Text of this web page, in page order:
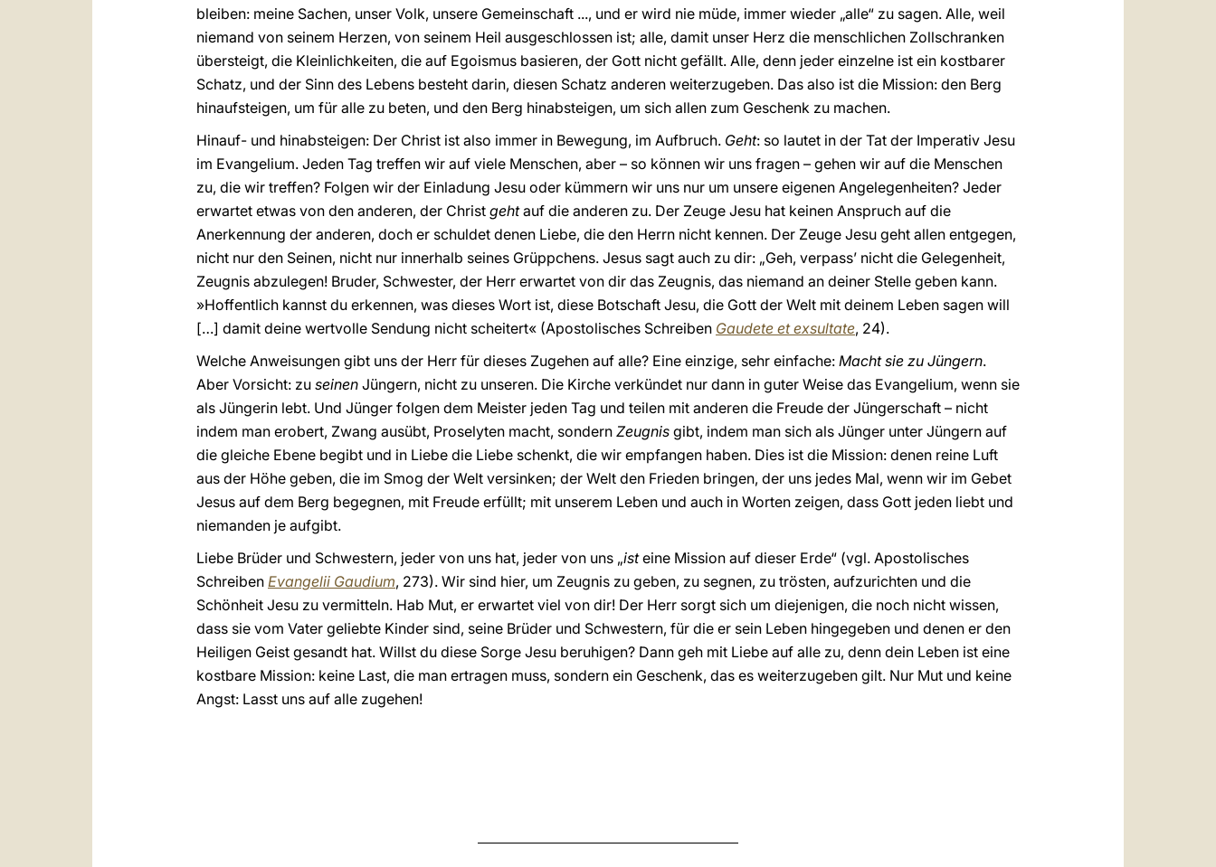
bleiben: meine Sachen, unser Volk, unsere Gemeinschaft ..., und er wird nie müde, immer wieder „alle“ zu sagen. Alle, weil
niemand von seinem Herzen, von seinem Heil ausgeschlossen ist; alle, damit unser Herz die menschlichen Zollschranken
übersteigt, die Kleinlichkeiten, die auf Egoismus basieren, der Gott nicht gefällt. Alle, denn jeder einzelne ist ein kostbarer
Schatz, und der Sinn des Lebens besteht darin, diesen Schatz anderen weiterzugeben. Das also ist die Mission: den Berg
hinaufsteigen, um für alle zu beten, und den Berg hinabsteigen, um sich allen zum Geschenk zu machen.
Hinauf- und hinabsteigen: Der Christ ist also immer in Bewegung, im Aufbruch. Geht: so lautet in der Tat der Imperativ Jesu
im Evangelium. Jeden Tag treffen wir auf viele Menschen, aber – so können wir uns fragen – gehen wir auf die Menschen
zu, die wir treffen? Folgen wir der Einladung Jesu oder kümmern wir uns nur um unsere eigenen Angelegenheiten? Jeder
erwartet etwas von den anderen, der Christ gehtauf die anderen zu. Der Zeuge Jesu hat keinen Anspruch auf die
Anerkennung der anderen, doch er schuldet denen Liebe, die den Herrn nicht kennen. Der Zeuge Jesu geht allen entgegen,
nicht nur den Seinen, nicht nur innerhalb seines Grüppchens. Jesus sagt auch zu dir: „Geh, verpass’ nicht die Gelegenheit,
Zeugnis abzulegen! Bruder, Schwester, der Herr erwartet von dir das Zeugnis, das niemand an deiner Stelle geben kann.
»Hoffentlich kannst du erkennen, was dieses Wort ist, diese Botschaft Jesu, die Gott der Welt mit deinem Leben sagen will
[…] damit deine wertvolle Sendung nicht scheitert« (Apostolisches Schreiben Gaudete et exsultate, 24).
Welche Anweisungen gibt uns der Herr für dieses Zugehen auf alle? Eine einzige, sehr einfache: Macht sie zu Jüngern.
Aber Vorsicht: zu seinen Jüngern, nicht zu unseren. Die Kirche verkündet nur dann in guter Weise das Evangelium, wenn sie
als Jüngerin lebt. Und Jünger folgen dem Meister jeden Tag und teilen mit anderen die Freude der Jüngerschaft – nicht
indem man erobert, Zwang ausübt, Proselyten macht, sondern Zeugnis gibt, indem man sich als Jünger unter Jüngern auf
die gleiche Ebene begibt und in Liebe die Liebe schenkt, die wir empfangen haben. Dies ist die Mission: denen reine Luft
aus der Höhe geben, die im Smog der Welt versinken; der Welt den Frieden bringen, der uns jedes Mal, wenn wir im Gebet
Jesus auf dem Berg begegnen, mit Freude erfüllt; mit unserem Leben und auch in Worten zeigen, dass Gott jeden liebt und
niemanden je aufgibt.
Liebe Brüder und Schwestern, jeder von uns hat, jeder von uns „isteine Mission auf dieser Erde“ (vgl. Apostolisches
Schreiben Evangelii Gaudium, 273). Wir sind hier, um Zeugnis zu geben, zu segnen, zu trösten, aufzurichten und die
Schönheit Jesu zu vermitteln. Hab Mut, er erwartet viel von dir! Der Herr sorgt sich um diejenigen, die noch nicht wissen,
dass sie vom Vater geliebte Kinder sind, seine Brüder und Schwestern, für die er sein Leben hingegeben und denen er den
Heiligen Geist gesandt hat. Willst du diese Sorge Jesu beruhigen? Dann geh mit Liebe auf alle zu, denn dein Leben ist eine
kostbare Mission: keine Last, die man ertragen muss, sondern ein Geschenk, das es weiterzugeben gilt. Nur Mut und keine
Angst: Lasst uns auf alle zugehen!